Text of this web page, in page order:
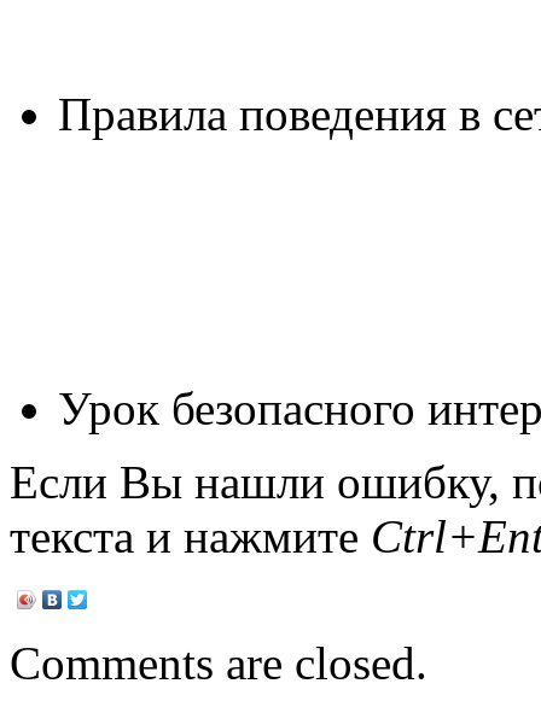
Правила поведения в
Урок безопасного
Если Вы нашли ошибку,
текста и нажмите
Comments are closed.